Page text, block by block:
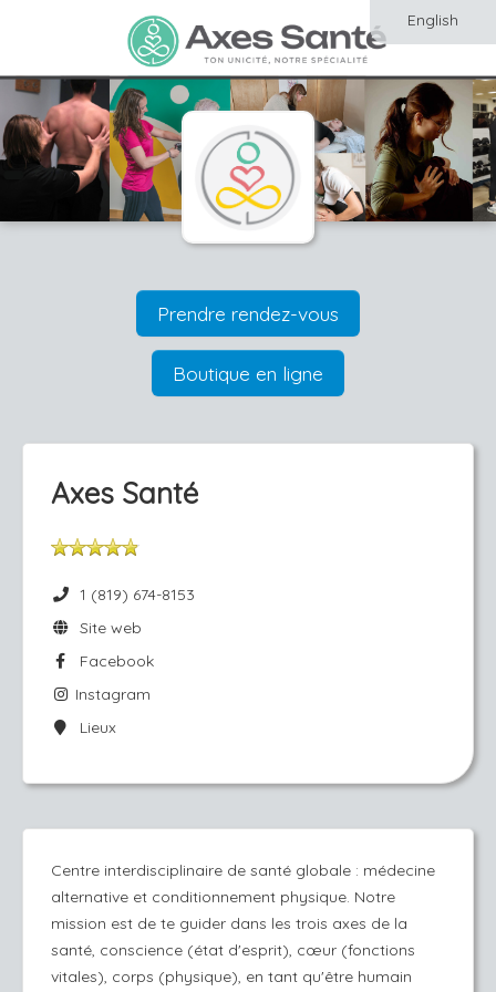
English
Prendre rendez-vous
Boutique en ligne
Axes Santé
1 (819) 674-8153
Site web
Facebook
Instagram
Lieux
Centre interdisciplinaire de santé globale : médecine
alternative et conditionnement physique. Notre
mission est de te guider dans les trois axes de la
santé, conscience (état d'esprit), cœur (fonctions
vitales), corps (physique), en tant qu'être humain